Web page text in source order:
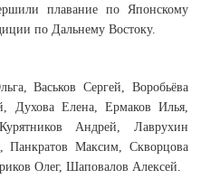
плавание по Японскому
по Дальнему Востоку.
Васьков Сергей, Воробьёва
Духова Елена, Ермаков Илья,
Андрей, Лаврухин
Панкратов Максим, Скворцова
Олег, Шаповалов Алексей.